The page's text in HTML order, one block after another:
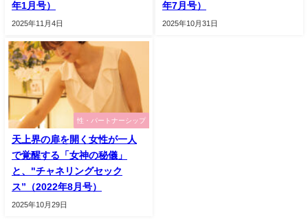
年1月号）
2025年11月4日
年7月号）
2025年10月31日
性・パートナーシップ
天上界の扉を開く女性が一人
で覚醒する「女神の秘儀」
と、"チャネリングセック
ス”（2022年8月号）
2025年10月29日